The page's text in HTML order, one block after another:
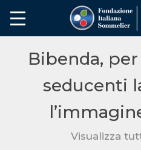
Bibenda,
seducenti
Visualizza